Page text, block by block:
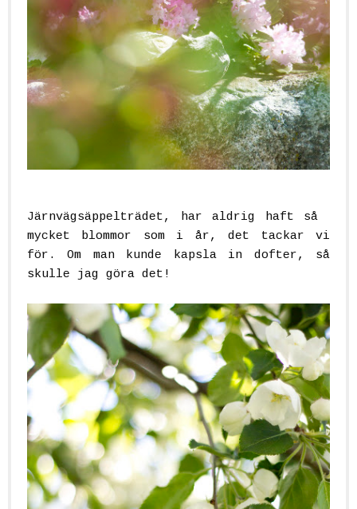
Järnvägsäppelträdet, har aldrig haft så
mycket blommor som i år, det tackar vi
för. Om man kunde kapsla in dofter, så
skulle jag göra det!